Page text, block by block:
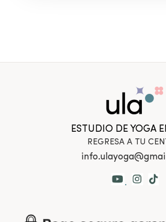
ESTUDIO DE YOGA
REGRESA A TU
.